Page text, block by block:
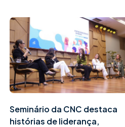
Seminário da CNC destaca
histórias de liderança,